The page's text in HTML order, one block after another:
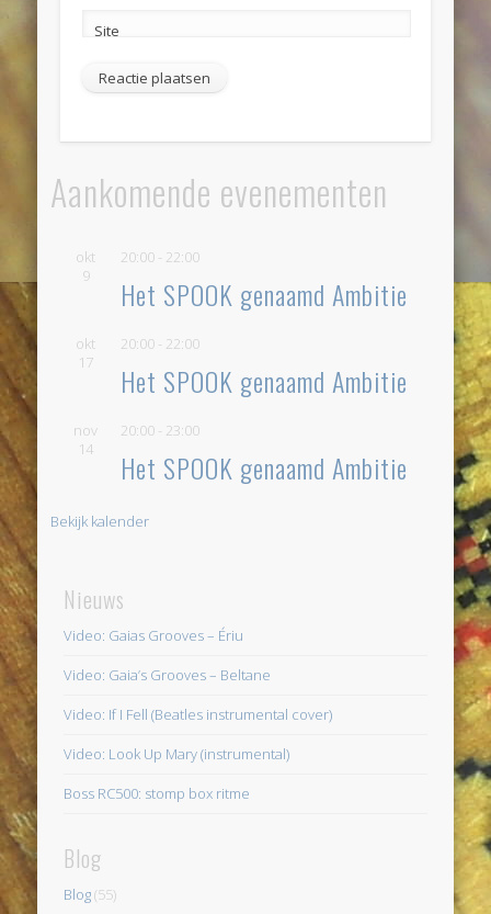
Site
Aankomende evenementen
okt
9
20:00 - 22:00
Het SPOOK genaamd Ambitie
okt
17
20:00 - 22:00
Het SPOOK genaamd Ambitie
nov
14
20:00 - 23:00
Het SPOOK genaamd Ambitie
Bekijk kalender
Nieuws
Video: Gaias Grooves – Ériu
Video: Gaia’s Grooves – Beltane
Video: If I Fell (Beatles instrumental cover)
Video: Look Up Mary (instrumental)
Boss RC500: stomp box ritme
Blog
Blog(55)